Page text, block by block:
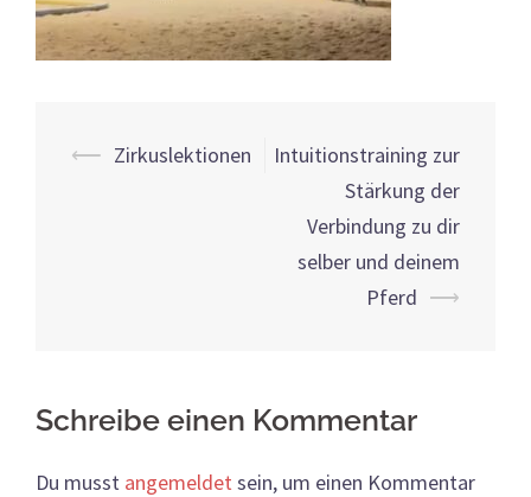
Beitrags-
⟵ Zirkuslektionen
Intuitionstraining zur
Stärkung der
Verbindung zu dir
selber und deinem
Pferd ⟶
Schreibe einen Kommentar
Du musst angemeldet sein, um einen Kommentar